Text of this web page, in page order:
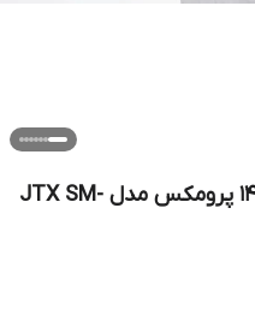
شابلون وفیکسچر ایسی از 8تا 14 پرومکس مدل JTX SM-